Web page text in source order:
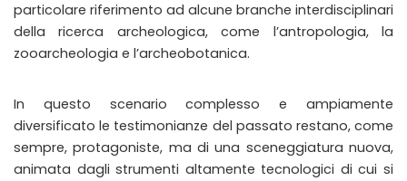
particolare riferimento ad alcune branche interdisciplinari
della ricerca archeologica, come l’antropologia, la
zooarcheologia e l’archeobotanica.
In questo scenario complesso e ampiamente
diversificato le testimonianze del passato restano, come
sempre, protagoniste, ma di una sceneggiatura nuova,
animata dagli strumenti altamente tecnologici di cui si